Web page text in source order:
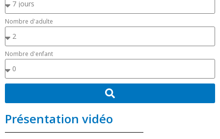
Nombre d'adulte
Nombre d'enfant
Présentation vidéo